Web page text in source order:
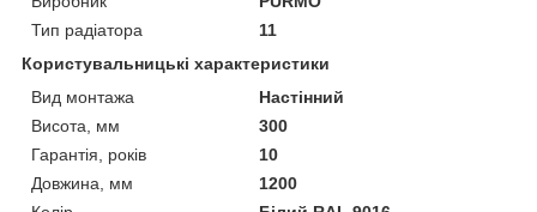
Тип радіатора
11
Користувальницькі характеристики
Вид монтажа
Настінний
Висота, мм
300
Гарантія, років
10
Довжина, мм
1200